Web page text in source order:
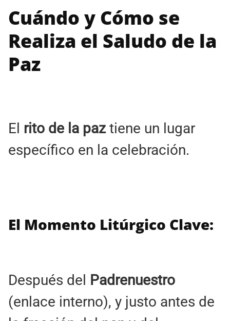
Cuándo y Cómo se
Realiza el Saludo de la
Paz
El rito de la paz tiene un lugar
específico en la celebración.
El Momento Litúrgico Clave:
Después del Padrenuestro
(enlace interno), y justo antes de